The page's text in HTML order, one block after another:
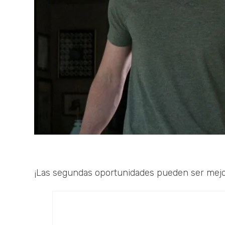
¡Las segundas oportunidades pueden ser